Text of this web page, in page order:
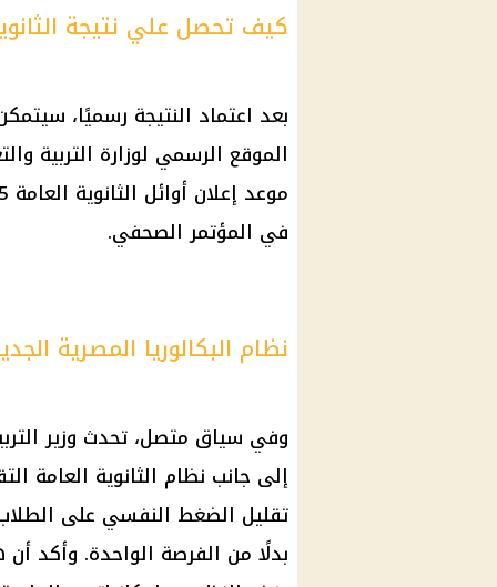
كيف تحصل علي نتيجة الثانوية
بعد اعتماد النتيجة رسميًا،
الموقع الرسمي لوزارة التربية
موعد إعلان أوائل الثانوية العامة
في المؤتمر الصحفي.
نظام البكالوريا المصرية
وفي سياق متصل، تحدث وزير
إلى جانب نظام الثانوية العامة
تقليل الضغط النفسي على
بدلًا من الفرصة الواحدة. وأكد